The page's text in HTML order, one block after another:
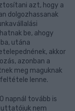
azt, hogy a
dolgozhassanak
be, ahogy
utána
akkor
azonban a
meg maguknak
lenne.
napnál tovább is
nem